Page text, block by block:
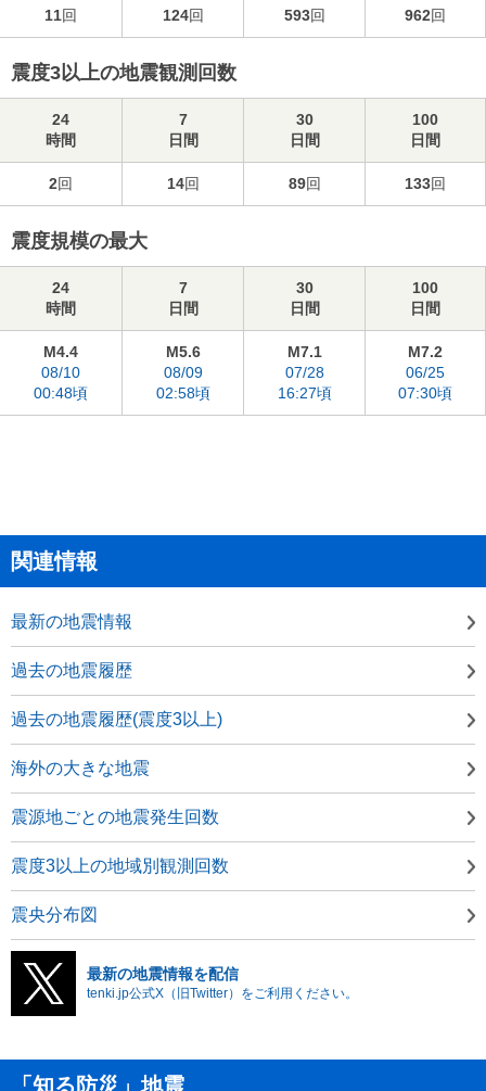
11回 124回 593回 962回
震度3以上の地震観測回数
24
時間
7
日間
30
日間
100
日間
2回 14回 89回 133回
震度規模の最大
24
時間
7
日間
30
日間
100
日間
M4.4
08/10
00:48頃
M5.6
08/09
02:58頃
M7.1
07/28
16:27頃
M7.2
06/25
07:30頃
関連情報
最新の地震情報
過去の地震履歴
過去の地震履歴(震度3以上)
海外の大きな地震
震源地ごとの地震発生回数
震度3以上の地域別観測回数
震央分布図
最新の地震情報を配信
tenki.jp公式X（旧Twitter）をご利用ください。
「知る防災」地震